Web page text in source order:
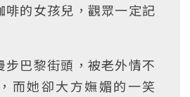
啡的女孩兒，觀眾一定記
步巴黎街頭，被老外情不
而她卻大方嫵媚的一笑